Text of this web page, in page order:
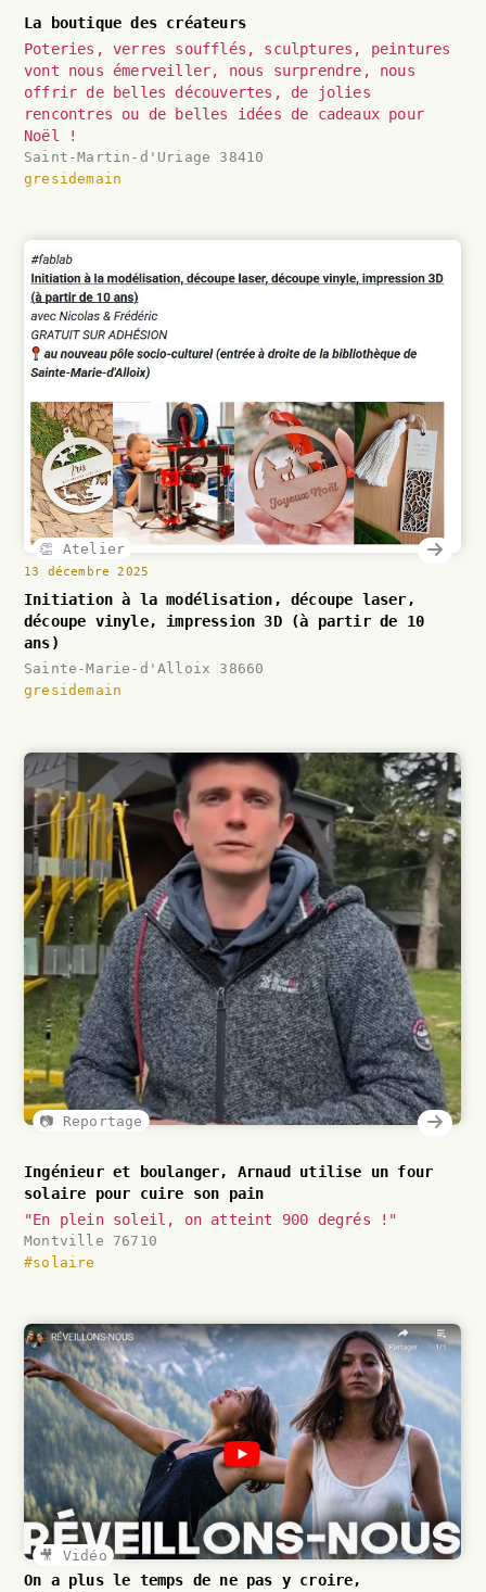
La boutique des créateurs
Poteries, verres soufflés, sculptures, peintures
vont nous émerveiller, nous surprendre, nous
offrir de belles découvertes, de jolies
rencontres ou de belles idées de cadeaux pour
Noël !
Saint-Martin-d'Uriage 38410
gresidemain
👏 Atelier
13 décembre 2025
Initiation à la modélisation, découpe laser,
découpe vinyle, impression 3D (à partir de 10
ans)
Sainte-Marie-d'Alloix 38660
gresidemain
📷 Reportage
Ingénieur et boulanger, Arnaud utilise un four
solaire pour cuire son pain
"En plein soleil, on atteint 900 degrés !"
Montville 76710
#solaire
🎥 Vidéo
On a plus le temps de ne pas y croire,